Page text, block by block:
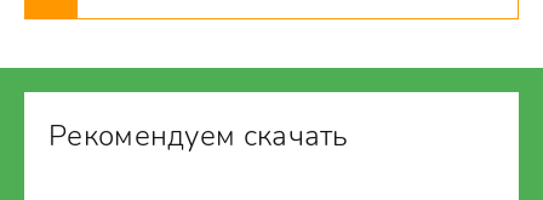
Рекомендуем скачать